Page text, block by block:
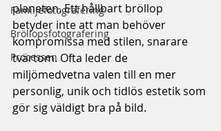
Familjefotografering
Bröllopsfotografering
Processen
planeten. Ett hållbart bröllop
betyder inte att man behöver
kompromissa med stilen, snarare
tvärtom. Ofta leder de
miljömedvetna valen till en mer
personlig, unik och tidlös estetik som
gör sig väldigt bra på bild.